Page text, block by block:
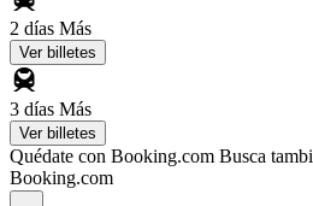
2 días Más
Ver billetes
3 días Más
Ver billetes
Quédate con Booking.com Busca
Booking.com